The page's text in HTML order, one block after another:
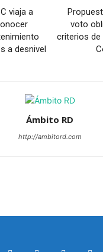
viaja a
a desnivel
voto
criterios de
Ámbito RD
http://ambitord.com